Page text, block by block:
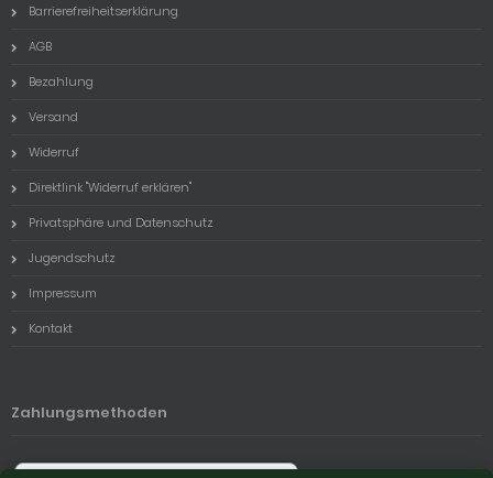
Barrierefreiheitserklärung
AGB
Bezahlung
Versand
Widerruf
Direktlink "Widerruf erklären"
Privatsphäre und Datenschutz
Jugendschutz
Impressum
Kontakt
Zahlungsmethoden